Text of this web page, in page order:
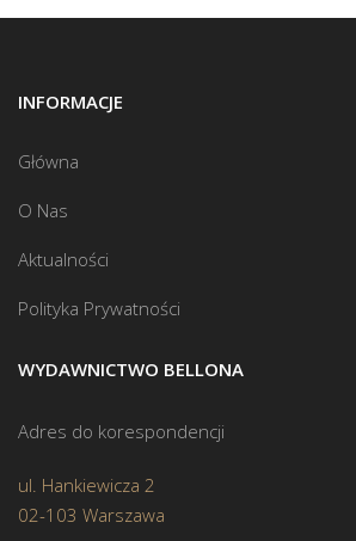
INFORMACJE
Główna
O Nas
Aktualności
Polityka Prywatności
WYDAWNICTWO BELLONA
Adres do korespondencji
ul. Hankiewicza 2
02-103 Warszawa